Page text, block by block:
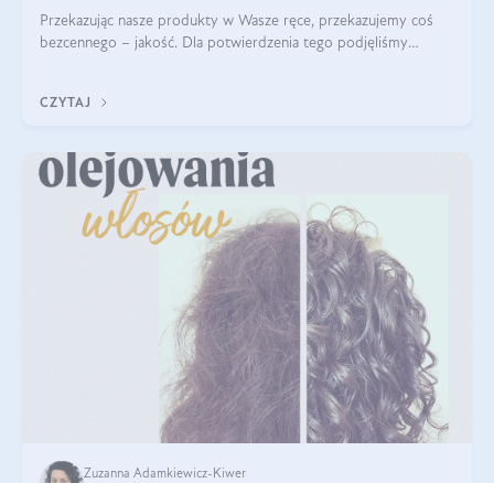
Przekazując nasze produkty w Wasze ręce, przekazujemy coś
bezcennego – jakość. Dla potwierdzenia tego podjęliśmy
CZYTAJ
Zuzanna Adamkiewicz-Kiwer